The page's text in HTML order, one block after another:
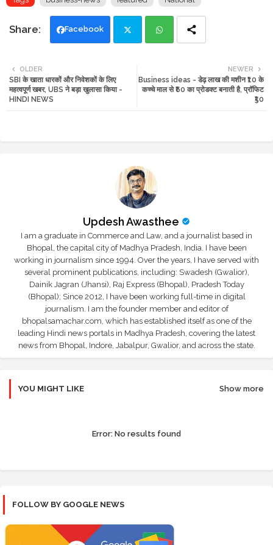
Facebook
ats
NEWER
Business ideas - डेढ़ लाख की मशीन ₹10 के
कच्चे माल से ₹60 का प्रोडक्ट बनाती है, प्रॉफिट
₹50
OLDER
SBI के खाता धारकों और निवेशकों के लिए
महत्वपूर्ण खबर, UBS ने बड़ा खुलासा किया -
HINDI NEWS
Updesh Awasthee
I am a graduate in Commerce and Law, and a journalist based in
Bhopal, the capital city of Madhya Pradesh, India. I have been
working in journalism since 1994. Over the years, I have served with
several prominent publications, including: Swadesh (Gwalior),
Dainik Jagran (Jhansi), Raj Express (Bhopal), Pradesh Today
(Bhopal); Since 2012, I have been working full-time in digital
journalism. I am the founder member and editor of
bhopalsamachar.com, which has established itself as one of the
leading Hindi news portals in Madhya Pradesh, covering the latest
news from Bhopal, Indore, Jabalpur, Gwalior, and across the state.
YOU MIGHT LIKE Show more
Error: No results found
FOLLOW BY GOOGLE NEWS